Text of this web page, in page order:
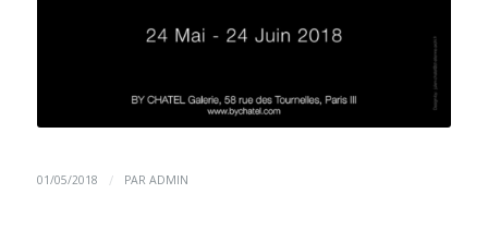
01/05/2018 / PAR ADMIN